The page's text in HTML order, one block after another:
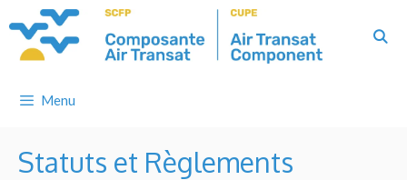
to
content
Menu
Statuts et Règlements